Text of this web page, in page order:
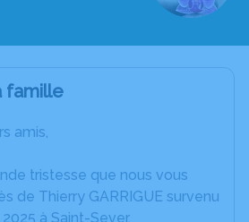
famille
amis,
tristesse que nous vous
de Thierry GARRIGUE survenu
à Saint-Sever.